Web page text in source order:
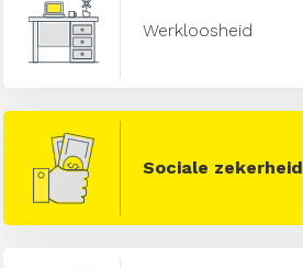
Werkloosheid
Sociale zekerheid